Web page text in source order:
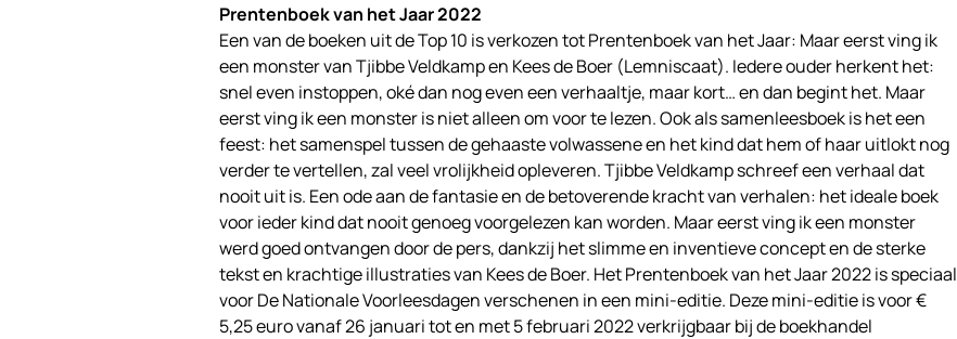
Prentenboek van het Jaar 2022
Een van de boeken uit de Top 10 is verkozen tot Prentenboek van het Jaar: Maar eerst ving ik
een monster van Tjibbe Veldkamp en Kees de Boer (Lemniscaat). Iedere ouder herkent het:
snel even instoppen, oké dan nog even een verhaaltje, maar kort… en dan begint het. Maar
eerst ving ik een monster is niet alleen om voor te lezen. Ook als samenleesboek is het een
feest: het samenspel tussen de gehaaste volwassene en het kind dat hem of haar uitlokt nog
verder te vertellen, zal veel vrolijkheid opleveren. Tjibbe Veldkamp schreef een verhaal dat
nooit uit is. Een ode aan de fantasie en de betoverende kracht van verhalen: het ideale boek
voor ieder kind dat nooit genoeg voorgelezen kan worden. Maar eerst ving ik een monster
werd goed ontvangen door de pers, dankzij het slimme en inventieve concept en de sterke
tekst en krachtige illustraties van Kees de Boer. Het Prentenboek van het Jaar 2022 is speciaal
voor De Nationale Voorleesdagen verschenen in een mini-editie. Deze mini-editie is voor €
5,25 euro vanaf 26 januari tot en met 5 februari 2022 verkrijgbaar bij de boekhandel